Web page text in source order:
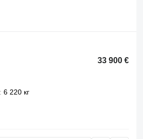
33 900 €
6 220 кг